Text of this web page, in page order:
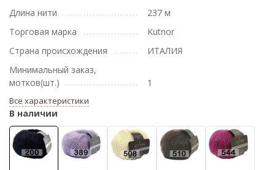
Длина нити
237 м
Торговая марка
Kutnor
Страна происхождения
ИТАЛИЯ
Минимальный заказ,
мотков(шт.)
1
Все характеристики
В наличии